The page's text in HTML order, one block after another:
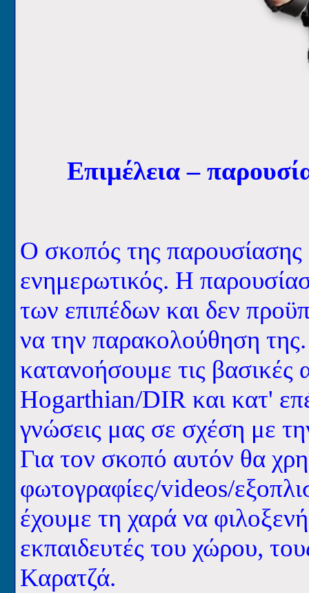
Επιμέλεια –
Ο σκοπός της παρουσίασης
ενημερωτικός. H
των επιπέδων και δεν
να την παρακολούθηση της.
κατανοήσουμε τις βασικές
Hogarthian/DIR και κατ'
γνώσεις μας σε σχέση με
Για τον σκοπό αυτόν θα
φωτογραφίες/videos/
έχουμε τη χαρά να
εκπαιδευτές του χώρου,
Καρατζά.